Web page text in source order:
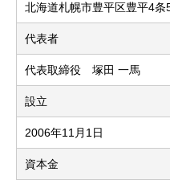
北海道札幌市豊平区豊平4条
代表者
代表取締役 塚田 一馬
設立
2006年11月1日
資本金